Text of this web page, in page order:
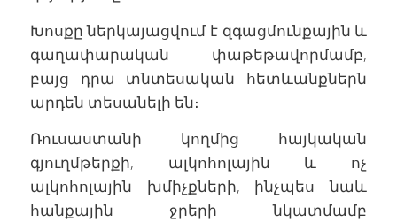
Խոսքը ներկայացվում է զգացմունքային և
գաղափարական փաթեթավորմամբ,
բայց դրա տնտեսական հետևանքներն
արդեն տեսանելի են։
Ռուսաստանի կողմից հայկական
գյուղմթերքի, ալկոհոլային և ոչ
ալկոհոլային խմիչքների, ինչպես նաև
հանքային ջրերի նկատմամբ